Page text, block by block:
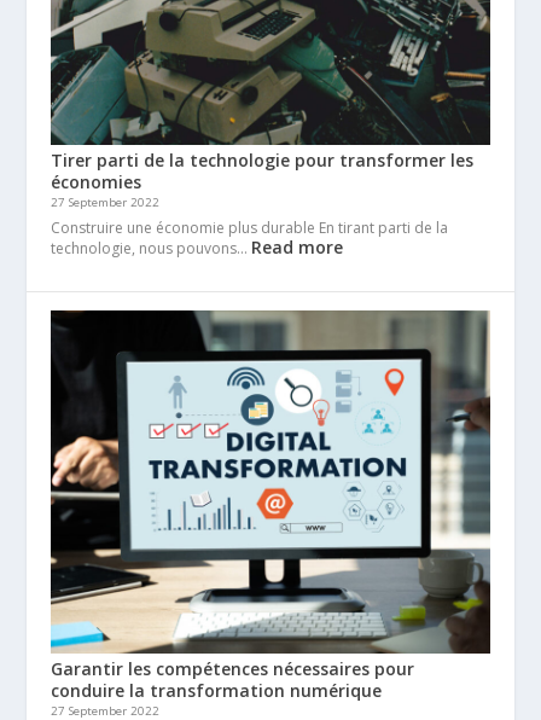
Tirer parti de la technologie pour transformer les
économies
27 September 2022
Construire une économie plus durable En tirant parti de la
technologie, nous pouvons… Read more
Garantir les compétences nécessaires pour
conduire la transformation numérique
27 September 2022